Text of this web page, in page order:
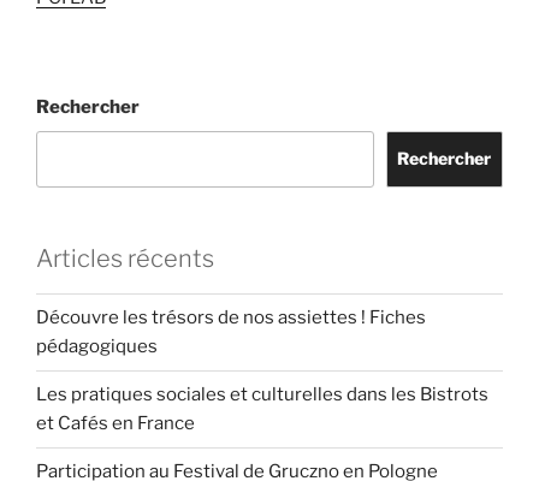
Rechercher
Rechercher
Articles récents
Découvre les trésors de nos assiettes ! Fiches
pédagogiques
Les pratiques sociales et culturelles dans les Bistrots
et Cafés en France
Participation au Festival de Gruczno en Pologne